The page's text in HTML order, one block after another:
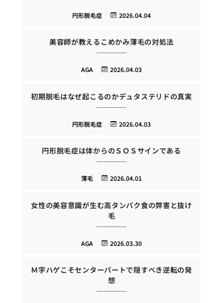
2026.04.04
円形脱毛症
美容師が教えるこめかみ薄毛の対処法
2026.04.03
AGA
初期脱毛はなぜ起こるのかデュタステリドの真実
2026.04.03
円形脱毛症
円形脱毛症は体からのＳＯＳサインである
2026.04.01
薄毛
女性の美容意識が生む高タンパク食の弊害と抜け
毛
2026.03.30
AGA
Ｍ字ハゲこそセンターパートで隠すべき逆転の発
想